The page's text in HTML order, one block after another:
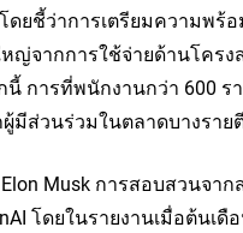
ยชี้ว่าการเตรียมความพร้
หญ่จากการใช้จ่ายด้านโค
การที่พนักงานกว่า 600
ผู้มีส่วนร่วมในตลาดบางรา
Musk การสอบสวนจ
โดยในรายงานเมื่อต้นเ